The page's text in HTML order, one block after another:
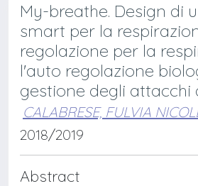
My-breathe. Design di
smart per la
regolazione per la
l'auto regolazione
gestione degli attacchi
CALABRESE, FULVIA
2018/2019
Abstract